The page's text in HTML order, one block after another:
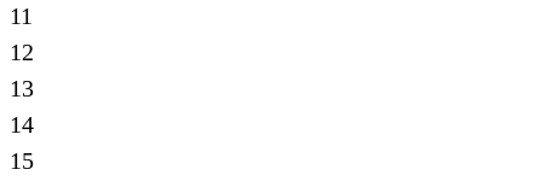
11
12
13
14
15